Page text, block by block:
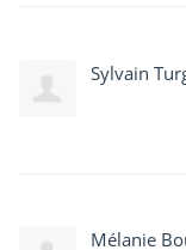
Sylvain
Mélanie